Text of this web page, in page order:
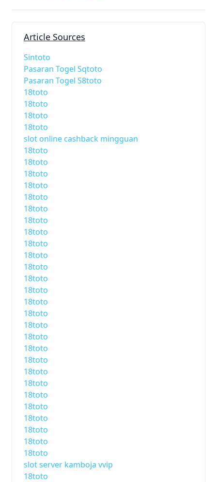
Article Sources
Sintoto
Pasaran Togel Sqtoto
Pasaran Togel S8toto
18toto
18toto
18toto
18toto
slot online cashback mingguan
18toto
18toto
18toto
18toto
18toto
18toto
18toto
18toto
18toto
18toto
18toto
18toto
18toto
18toto
18toto
18toto
18toto
18toto
18toto
18toto
18toto
18toto
18toto
18toto
18toto
18toto
18toto
slot server kamboja vvip
18toto